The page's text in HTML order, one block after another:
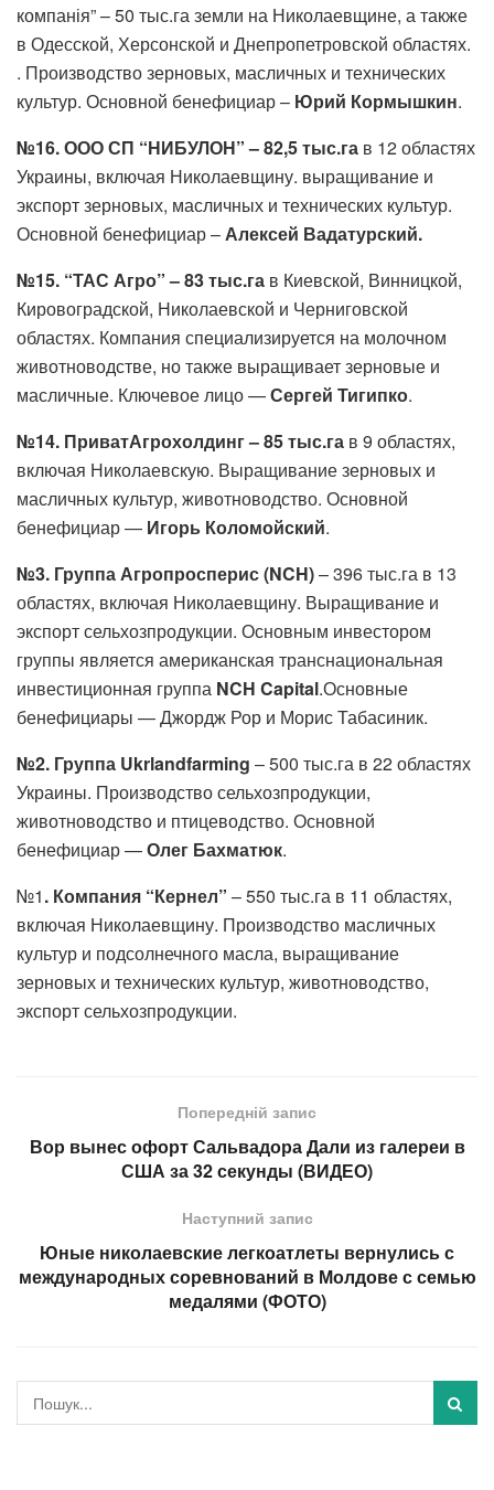
компанія” – 50 тыс.га земли на Николаевщине, а также
в Одесской, Херсонской и Днепропетровской областях.
. Производство зерновых, масличных и технических
культур. Основной бенефициар – Юрий Кормышкин.
№16. ООО СП “НИБУЛОН” – 82,5 тыс.га в 12 областях
Украины, включая Николаевщину. выращивание и
экспорт зерновых, масличных и технических культур.
Основной бенефициар –Алексей Вадатурский.
№15. “ТАС Агро” – 83 тыс.га в Киевской, Винницкой,
Кировоградской, Николаевской и Черниговской
областях. Компания специализируется на молочном
животноводстве, но также выращивает зерновые и
масличные. Ключевое лицо —Сергей Тигипко.
№14. ПриватАгрохолдинг – 85 тыс.га в 9 областях,
включая Николаевскую. Выращивание зерновых и
масличных культур, животноводство. Основной
бенефициар — Игорь Коломойский.
№3. Группа Агропросперис (NCH)– 396 тыс.га в 13
областях, включая Николаевщину. Выращивание и
экспорт сельхозпродукции. Основным инвестором
группы является американская транснациональная
инвестиционная группа NCH Capital.Основные
бенефициары — Джордж Рор и Морис Табасиник.
№2. Группа Ukrlandfarming – 500 тыс.га в 22 областях
Украины. Производство сельхозпродукции,
животноводство и птицеводство. Основной
бенефициар —Олег Бахматюк.
№1. Компания “Кернел” – 550 тыс.га в 11 областях,
включая Николаевщину. Производство масличных
культур и подсолнечного масла, выращивание
зерновых и технических культур, животноводство,
экспорт сельхозпродукции.
Попередній запис
Вор вынес офорт Сальвадора Дали из галереи в
США за 32 секунды (ВИДЕО)
Наступний запис
Юные николаевские легкоатлеты вернулись с
международных соревнований в Молдове с семью
медалями (ФОТО)